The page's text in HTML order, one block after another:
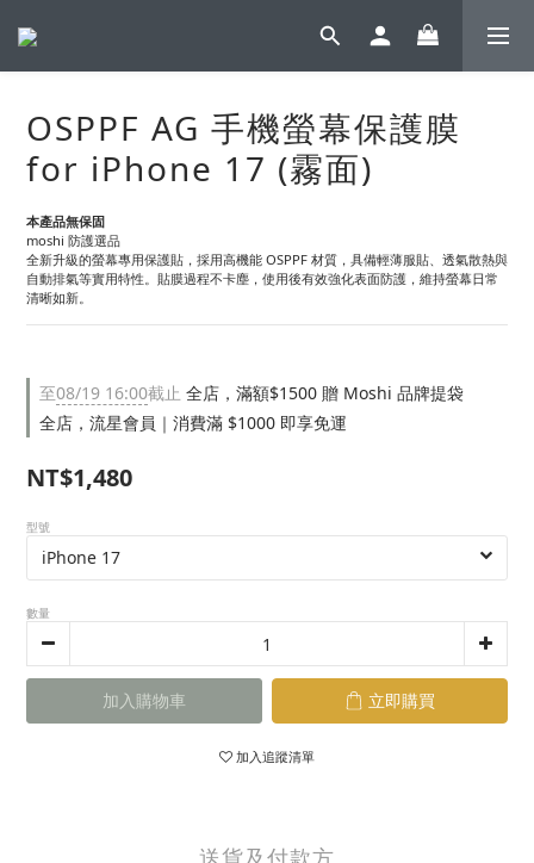
OSPPF AG 手機螢幕保護膜
for iPhone 17 (霧面)
本產品無保固
moshi 防護選品
全新升級的螢幕專用保護貼，採用高機能 OSPPF 材質，具備輕薄服貼、透氣散熱與
自動排氣等實用特性。貼膜過程不卡塵，使用後有效強化表面防護，維持螢幕日常
清晰如新。
至08/19 16:00截止 全店，滿額$1500 贈 Moshi 品牌提袋
全店，流星會員｜消費滿 $1000 即享免運
NT$1,480
型號
數量
加入購物車 立即購買
加入追蹤清單
送貨及付款方